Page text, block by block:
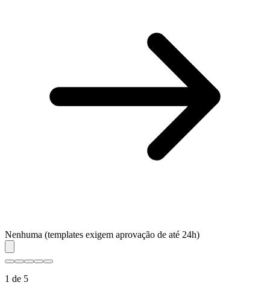
Nenhuma (templates exigem aprovação de até 24h)
1 de 5